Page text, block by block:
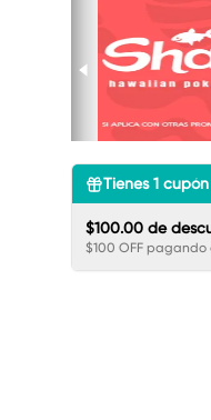
Tienes1
$100.00 de
$100 OFF